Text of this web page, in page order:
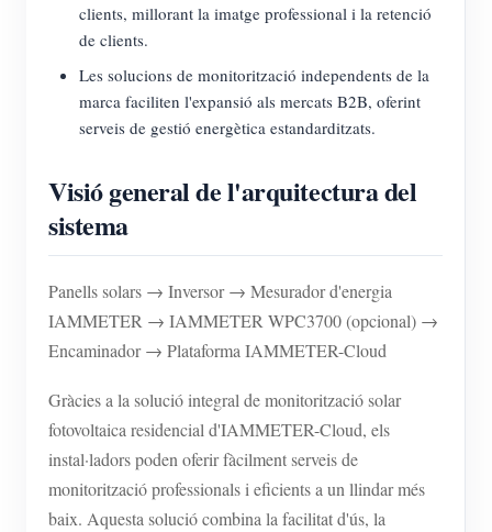
clients, millorant la imatge professional i la retenció
de clients.
Les solucions de monitorització independents de la
marca faciliten l'expansió als mercats B2B, oferint
serveis de gestió energètica estandarditzats.
Visió general de l'arquitectura del
sistema
Panells solars → Inversor → Mesurador d'energia
IAMMETER → IAMMETER WPC3700 (opcional) →
Encaminador → Plataforma IAMMETER-Cloud
Gràcies a la solució integral de monitorització solar
fotovoltaica residencial d'IAMMETER-Cloud, els
instal·ladors poden oferir fàcilment serveis de
monitorització professionals i eficients a un llindar més
baix. Aquesta solució combina la facilitat d'ús, la